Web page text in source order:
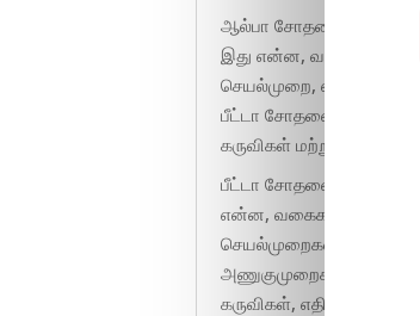
ஆல்பா சோதனை -
இது என்ன, வகைகள்,
செயல்முறை, எதிராக
பீட்டா சோதனைகள்,
கருவிகள் மற்றும் பல!
பீட்டா சோதனை - அது
என்ன, வகைகள்,
செயல்முறைகள்,
அணுகுமுறைகள்,
கருவிகள், எதிராக